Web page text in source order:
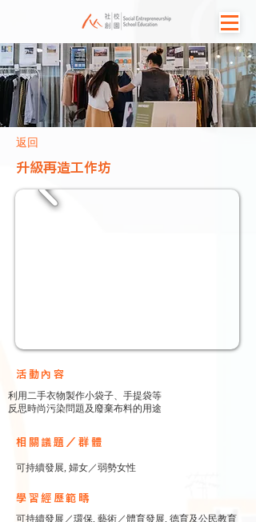
返回
升級再造工作坊
​活動內容
利用二手衣物製作小袋子、手提袋等
反思時尚污染問題及廢棄布料的用途
相關議題／群體
可持續發展, 婦女／弱勢女性
學習經歷範疇
可持續發展／環保, 藝術／體育發展, 德育及公民教育